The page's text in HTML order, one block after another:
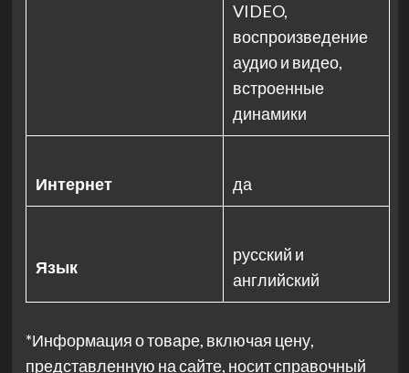
VIDEO,
воспроизведение
аудио и видео,
встроенные
динамики
Интернет да
Язык
русский и
английский
*Информация о товаре, включая цену,
представленную на сайте, носит справочный